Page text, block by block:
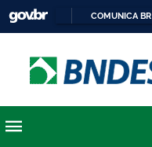
COMUNICA BR